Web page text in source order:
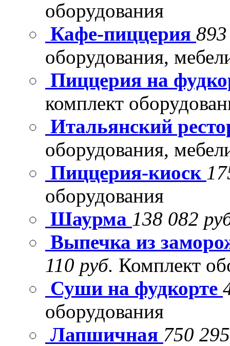
оборудования
Кафе-пиццерия
оборудования,
Пиццерия на
комплект
Итальянский
оборудования,
Пиццерия-киоск
оборудования
Шаурма 138 082
Выпечка из
110 руб. Комплект
Суши на фудкорте
оборудования
Лапшичная 750